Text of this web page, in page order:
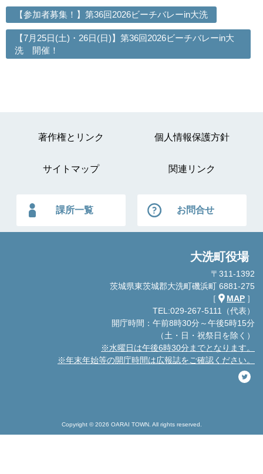
【参加者募集！】第36回2026ビーチバレーin大洗
【7月25日(土)・26日(日)】第36回2026ビーチバレーin大
洗 開催！
著作権とリンク 個人情報保護方針
サイトマップ 関連リンク
課所一覧 お問合せ
大洗町役場
〒311-1392
茨城県東茨城郡大洗町磯浜町 6881-275
［
MAP ］
TEL:029-267-5111（代表）
開庁時間：午前8時30分～午後5時15分
（土・日・祝祭日を除く）
※水曜日は午後6時30分までとなります。
※年末年始等の開庁時間は広報誌をご確認ください。
Copyright © 2026 OARAI TOWN. All rights reserved.